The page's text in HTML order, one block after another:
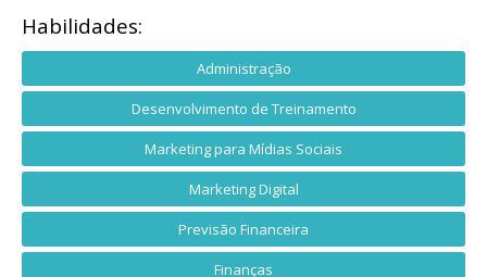
Habilidades:
Administração
Desenvolvimento de Treinamento
Marketing para Mídias Sociais
Marketing Digital
Previsão Financeira
Finanças